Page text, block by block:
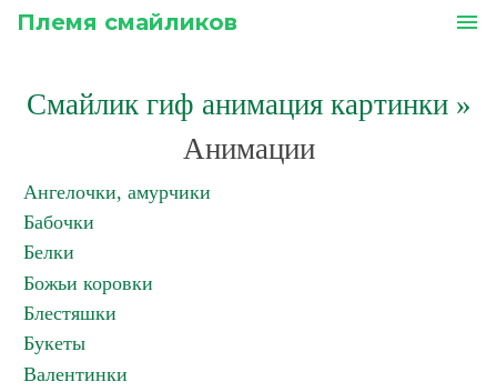
Племя смайликов menu
Смайлик гиф анимация картинки»
Анимации
Ангелочки, амурчики
Бабочки
Белки
Божьи коровки
Блестяшки
Букеты
Валентинки